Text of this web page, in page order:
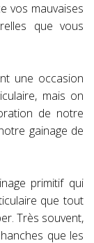
vos mauvaises
que vous
une occasion
mais on
de notre
gainage de
primitif qui
que tout
Très souvent,
que les